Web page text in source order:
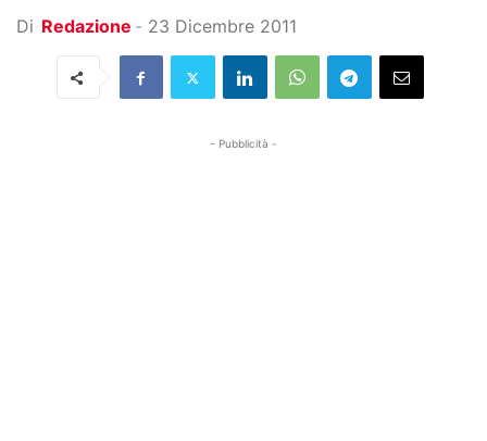
Di Redazione - 23 Dicembre 2011
- Pubblicità -